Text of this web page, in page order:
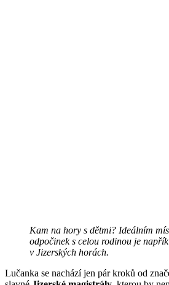
Kam na hory s dětmi? Ideálním
odpočinek s celou rodinou je
v Jizerských horách.
Lučanka se nachází jen pár kroků od